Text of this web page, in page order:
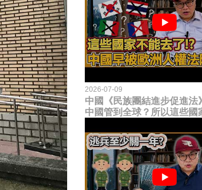
2026-07-09
中國《民族團結進步促進法
中國管到全球？所以這些國
臉？